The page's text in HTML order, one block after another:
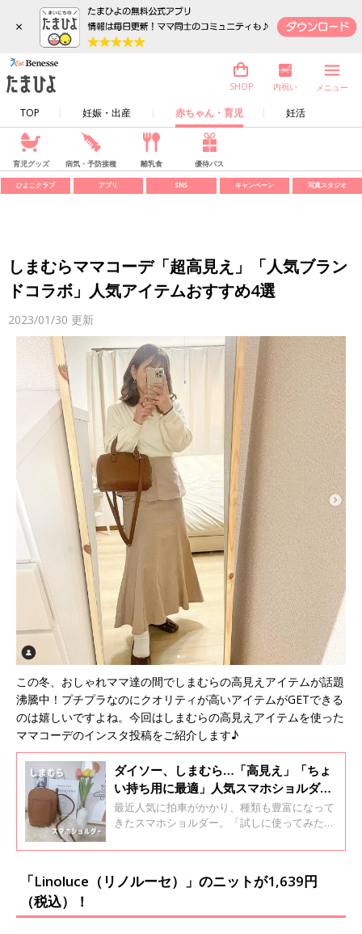
×
TOP 妊娠・出産 赤ちゃん・育児 妊活
SHOP 内祝い メニュー
育児グッズ 病気・予防接種 離乳食 優待パス
ひよこクラブ アプリ SNS キャンペーン 写真スタジオ
しまむらママコーデ「超高見え」「人気ブラン
ドコラボ」人気アイテムおすすめ4選
2023/01/30 更新
この冬、おしゃれママ達の間でしまむらの高見えアイテムが話題
沸騰中！プチプラなのにクオリティが高いアイテムがGETできる
のは嬉しいですよね。今回はしまむらの高見えアイテムを使った
ママコーデのインスタ投稿をご紹介します♪
ダイソー、しまむら…「高見え」「ちょ
い持ち用に最適」人気スマホショルダー
5選
最近人気に拍車がかかり、種類も豊富になって
きたスマホショルダー。「試しに使ってみたい
っているの？」とお悩みの方もいるのでは？ そ
マホショルダーをご紹介します！
「Linoluce（リノルーセ）」のニットが1,639円
（税込）！